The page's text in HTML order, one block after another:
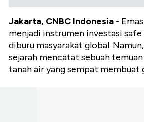
Jakarta, CNBC Indonesia -
menjadi instrumen investasi safe
diburu masyarakat global.
sejarah mencatat sebuah
tanah air yang sempat membuat